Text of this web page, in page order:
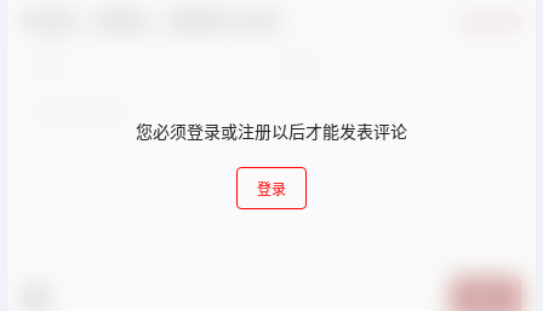
您必须登录或注册以后才能发表评论
登录